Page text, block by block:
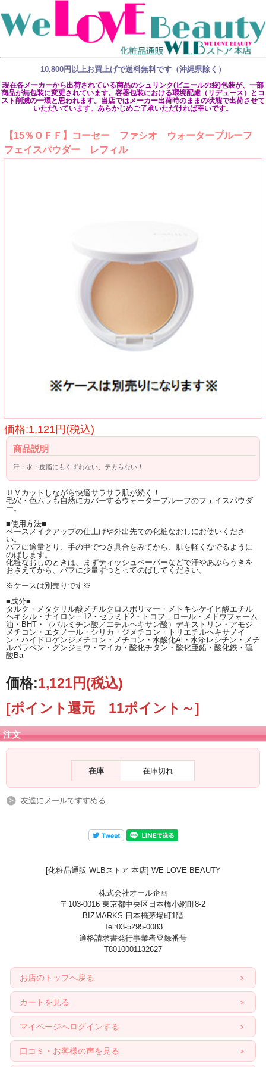
10,800円以上お買上げで送料無料です（沖縄県除く）
現在各メーカーから出荷されている商品のシュリンク(ビニールの袋)包装が、一部
商品が無包装に変更されています。容器包装における環境配慮（リデュース）とコ
スト削減の一環と思われます。当店ではメーカー出荷時のままの状態で出荷させて
いただいています。あらかじめご了承いただければ幸いです。
【15％ＯＦＦ】コーセー ファシオ ウォータープルーフ
フェイスパウダー レフィル
価格:1,121円(税込)
商品説明
汗・水・皮脂にもくずれない、テカらない！
ＵＶカットしながら快適サラサラ肌が続く！
毛穴・色ムラも自然にカバーするウォータープルーフのフェイスパウダ
ー。
■使用方法■
ベースメイクアップの仕上げや外出先での化粧なおしにお使いくださ
い。
パフに適量とり、手の甲でつき具合をみてから、肌を軽くなでるように
のばします。
化粧なおしのときは、まずティッシュペーパーなどで汗やあぶらうきを
おさえてから、パフに少量ずつとってのばしてください。
※ケースは別売りです※
■成分■
タルク・メタクリル酸メチルクロスポリマー・メトキシケイヒ酸エチル
ヘキシル・ナイロン－12・セラミド2・トコフェロール・メドウフォーム
油・BHT・（パルミチン酸／エチルヘキサン酸）デキストリン・アモジ
メチコン・エタノール・シリカ・ジメチコン・トリエチルヘキサノイ
ン・ハイドロゲンジメチコン・メチコン・水酸化Al・水添レシチン・メチ
ルパラベン・グンジョウ・マイカ・酸化チタン・酸化亜鉛・酸化鉄・硫
酸Ba
価格:1,121円(税込)
[ポイント還元 11ポイント～]
注文
在庫 在庫切れ
友達にメールですすめる
[化粧品通販 WLBストア 本店] WE LOVE BEAUTY
株式会社オール企画
〒103-0016 東京都中央区日本橋小網町8-2
BIZMARKS 日本橋茅場町1階
Tel:03-5295-0083
適格請求書発行事業者登録番号
T8010001132627
お店のトップへ戻る
カートを見る
マイページへログインする
口コミ・お客様の声を見る